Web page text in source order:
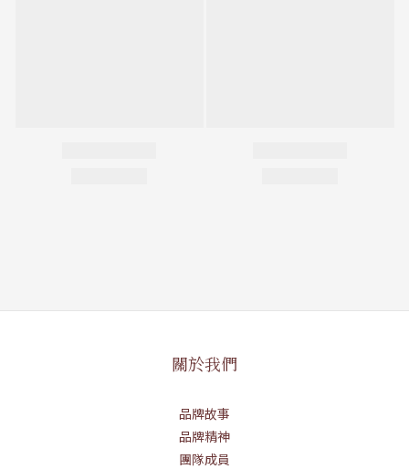
關於我們
品牌故事
品牌精神
團隊成員